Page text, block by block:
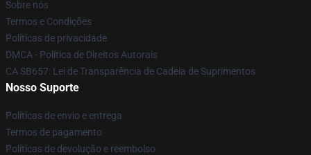
Sobre nós
Termos e Condições
Políticas de privacidade
DMCA - Política de Direitos Autorais
CA SB657: Lei de Transparência de Cadeia de Suprimentos
Nosso Suporte
Políticas de envio e entrega
Termos de pagamento
Políticas de devolução e reembolso